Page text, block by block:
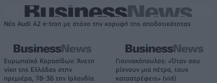
Νέο Audi A2 e-tron με στόχο την κορυφή της αποδοτικότητας
Ευρωπαϊκό Κορασίδων: Άνετη
νίκη της Ελλάδας στην
πρεμιέρα, 78-36 την Ιρλανδία
Γιαννακόπουλος: «Όταν σου
ρίχνουν μια πέτρα, τους
καταστρέφεις» (vid)